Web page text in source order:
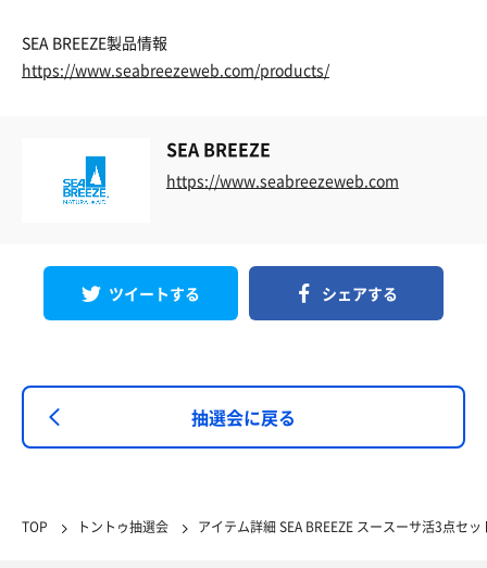
SEA BREEZE製品情報
https://www.seabreezeweb.com/products/
SEA BREEZE
https://www.seabreezeweb.com
ツイートする シェアする
抽選会に戻る
TOP トントゥ抽選会 アイテム詳細 SEA BREEZE スースーサ活3点セッ